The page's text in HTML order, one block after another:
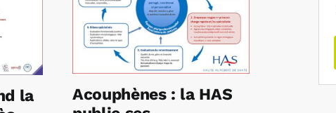
la
Acouphènes : la HAS